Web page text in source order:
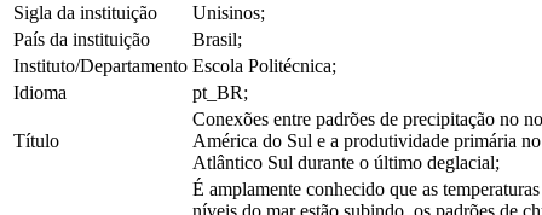
Sigla da instituição
Unisinos;
País da instituição
Brasil;
Instituto/Departamento Escola Politécnica;
Idioma
pt_BR;
Título
Conexões entre padrões de precipitação no
América do Sul e a produtividade primária
Atlântico Sul durante o último deglacial;
É amplamente conhecido que as
níveis do mar estão subindo, os padrões de